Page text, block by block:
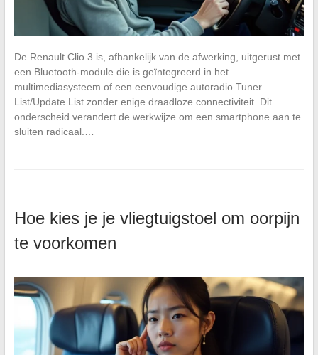
De Renault Clio 3 is, afhankelijk van de afwerking, uitgerust met
een Bluetooth-module die is geïntegreerd in het
multimediasysteem of een eenvoudige autoradio Tuner
List/Update List zonder enige draadloze connectiviteit. Dit
onderscheid verandert de werkwijze om een smartphone aan te
sluiten radicaal.…
Hoe kies je je vliegtuigstoel om oorpijn
te voorkomen